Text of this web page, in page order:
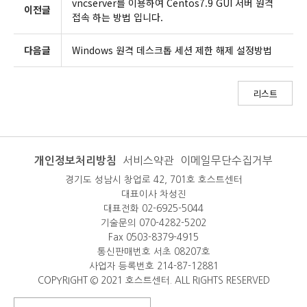
이전글
vncserver를 이용하여 Centos7.9 GUI 서버 원격
접속 하는 방법 입니다.
다음글 Windows 원격 데스크톱 세션 제한 해제 설정방법
리스트
개인정보처리방침 서비스약관 이메일무단수집거부
경기도 성남시 창업로 42, 701호 호스트센터
대표이사 차성진
대표전화 02-6925-5044
기술문의 070-4282-5202
Fax 0503-8379-4915
통신판매번호 서초 08207호
사업자 등록번호 214-87-12881
COPYRIGHT © 2021 호스트센터. ALL RIGHTS RESERVED